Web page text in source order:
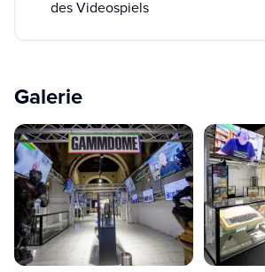
des Videospiels
Galerie